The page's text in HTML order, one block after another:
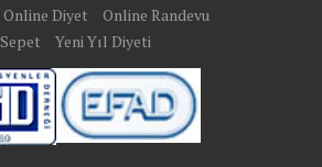
Online Diyet
Online Randevu
Sepet
Yeni Yıl Diyeti